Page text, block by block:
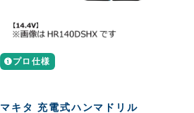
プロ仕様
マキタ 充電式ハンマドリル